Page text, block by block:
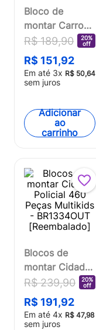
Bloco de
montar Carro
de Corrida com
264 Pcs
Multikids -
BR2283OUT
R$ 189,90
20%
off
R$ 151,92
Em até 3x R$ 50,64
sem juros
Adicionar
ao
carrinho
Blocos de
montar Cidade
Policial 460
Peças Multikids
- BR1334OUT
[Reembalado]
R$ 239,90
20%
off
R$ 191,92
Em até 4x R$ 47,98
sem juros